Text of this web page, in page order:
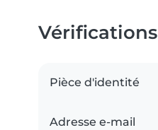
Vérifications
Pièce d'identité
Adresse e-mail